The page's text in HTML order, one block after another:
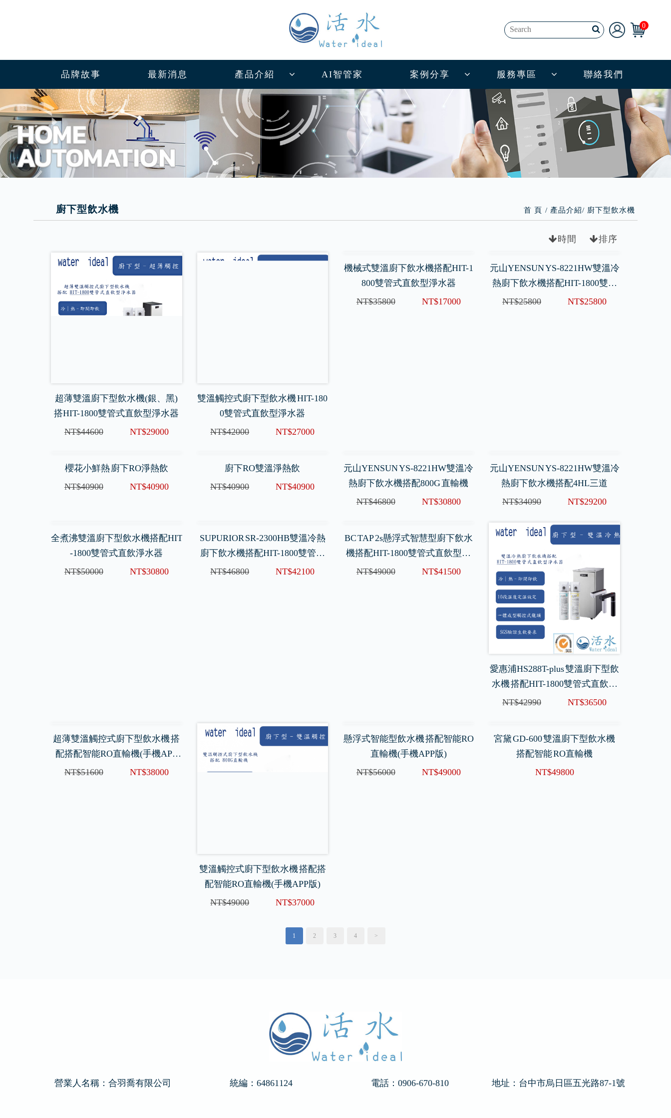
0
品牌故事 最新消息 產品介紹 AI智管家 案例分享 服務專區 聯絡我們
廚下型飲水機 首 頁 產品介紹 廚下型飲水機
時間 排序
超薄雙溫廚下型飲水機(銀、黑)
搭HIT-1800雙管式直飲型淨水器
NT$44600
NT$29000
雙溫觸控式廚下型飲水機 HIT-180
0雙管式直飲型淨水器
NT$42000
NT$27000
櫻花小鮮熱 廚下RO淨熱飲
NT$40900
NT$40900
廚下RO雙溫淨熱飲
NT$40900
NT$40900
元山YENSUN YS-8221HW雙溫冷
熱廚下飲水機搭配800G 直輸機
NT$46800
NT$30800
元山YENSUN YS-8221HW雙溫冷
熱廚下飲水機搭配4HL三道
NT$34090
NT$29200
全煮沸雙溫廚下型飲水機搭配HIT
-1800雙管式直飲淨水器
NT$50000
NT$30800
SUPURIOR SR-2300HB雙溫冷熱
廚下飲水機搭配HIT-1800雙管式
直飲型淨水器
NT$46800 NT$42100
BC TAP 2s懸浮式智慧型廚下飲水
機搭配HIT-1800雙管式直飲型淨
NT$49000 NT$41500
愛惠浦HS288T-plus 雙溫廚下型飲
水機 搭配HIT-1800雙管式直飲型
淨水器
NT$42990 NT$36500
超薄雙溫觸控式廚下型飲水機 搭
配搭配智能RO直輸機(手機APP
NT$51600 NT$38000
雙溫觸控式廚下型飲水機 搭配搭
配智能RO直輸機(手機APP版)
NT$49000
NT$37000
懸浮式智能型飲水機 搭配智能RO
直輸機(手機APP版)
NT$56000
NT$49000
宮黛 GD-600 雙溫廚下型飲水機
搭配智能 RO直輸機
NT$49800
1 2 3 4 >
營業人名稱：合羽喬有限公司 統編：64861124 電話： 0906-670-810 地址： 台中市烏日區五光路87-1號